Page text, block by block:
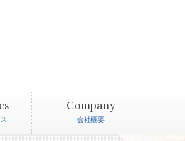
Company
会社概要